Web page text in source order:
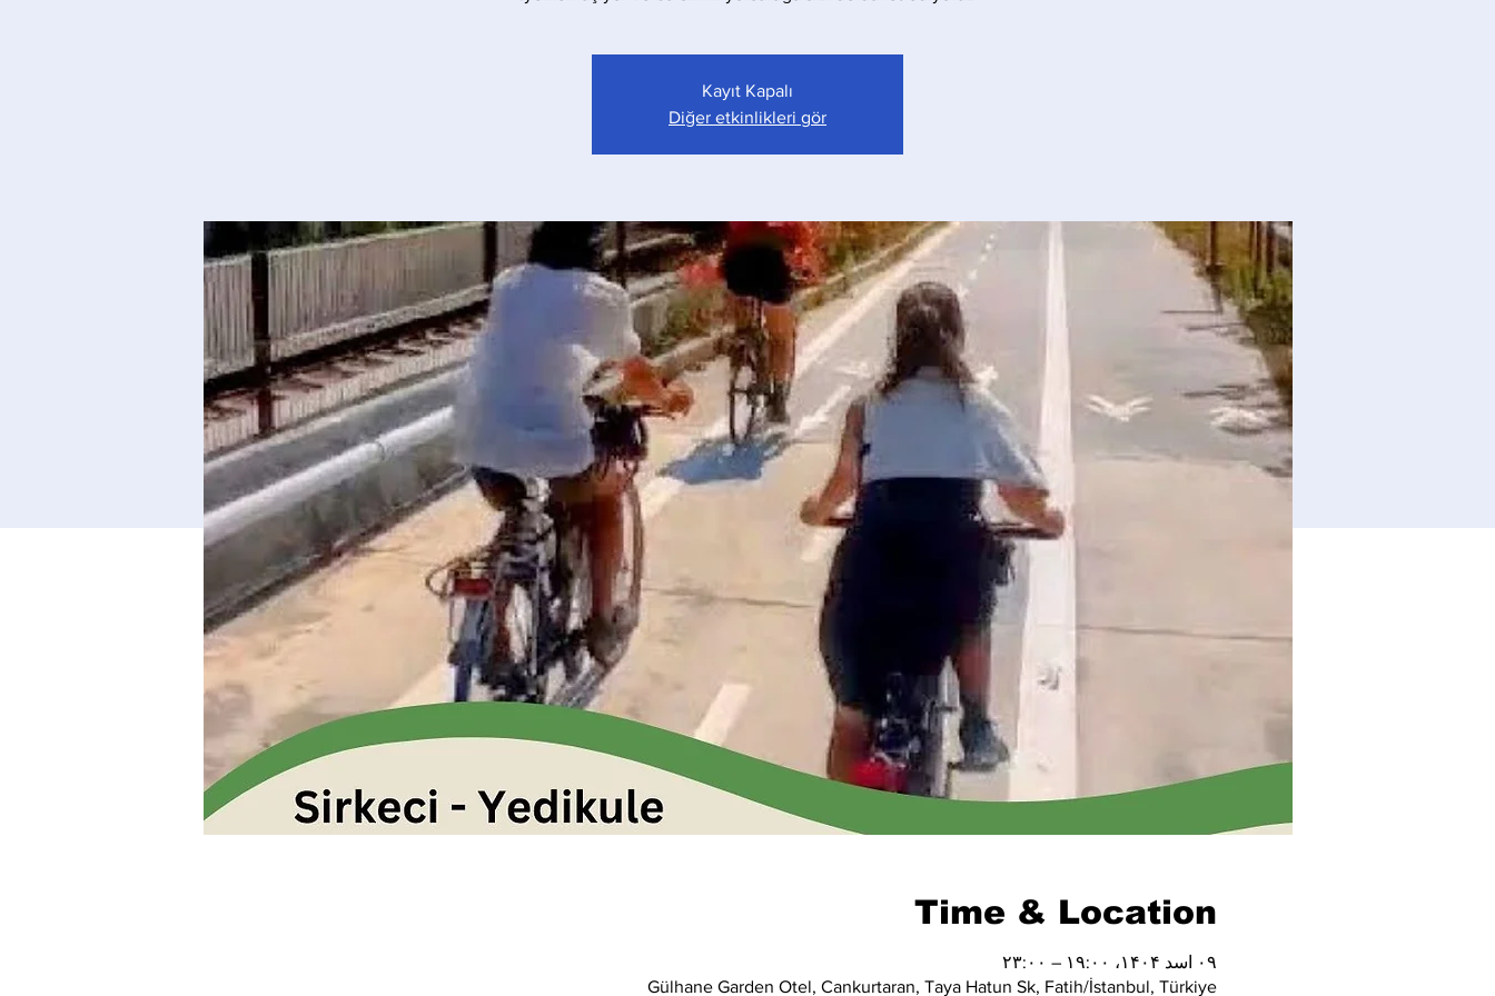
Kayıt Kapalı
Diğer etkinlikleri gör
Time & Location
۰۹ اسد ۱۴۰۴، ۱۹:۰۰ – ۲۳:۰۰
Gülhane Garden Otel, Cankurtaran, Taya Hatun Sk, Fatih/İstanbul, Türkiye